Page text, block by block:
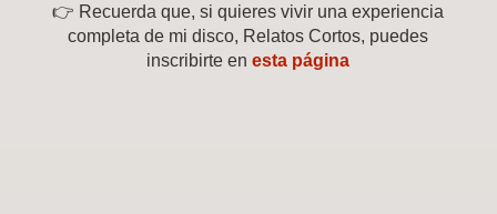
👉 Recuerda que, si quieres vivir una experiencia
completa de mi disco, Relatos Cortos, puedes
inscribirte enesta página